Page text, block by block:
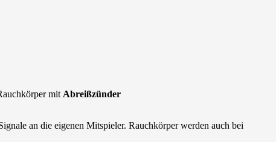
mit Abreißzünder
an die eigenen Mitspieler. Rauchkörper werden auch bei